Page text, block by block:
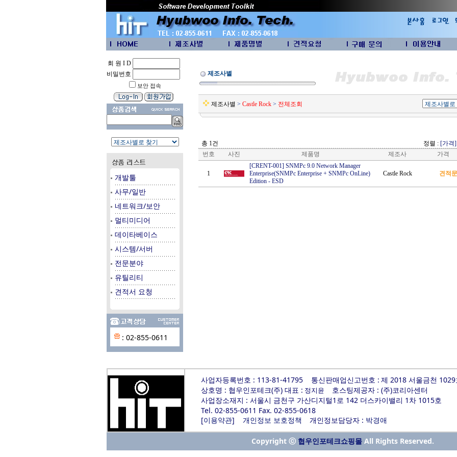
회 원 I D
비밀번호
보안 접속
개발툴
사무/일반
네트워크/보안
멀티미디어
데이타베이스
시스템/서버
전문분야
유틸리티
견적서 요청
: 02-855-0611
제조사별
제조사별 > Castle Rock > 전체조회
총 1건 정렬 : [가격]
번호
사진 제품명 제조사 가격
1
[CRENT-001] SNMPc 9.0 Network Manager
Enterprise(SNMPc Enterprise + SNMPc OnLine)
Edition - ESD
Castle Rock 견적
사업자등록번호 : 113-81-41795 통신판매업신고번호 : 제 2018 서울금천 1029
상호명 : 협우인포테크(주) 대표 : 정지윤
호스팅제공자 : (주)코리아센터
사업장소재지 : 서울시 금천구 가산디지털1로 142 더스카이밸리 1차 1015호
Tel. 02-855-0611 Fax. 02-855-0618
[이용약관] 개인정보 보호정책 개인정보담당자 : 박경애
Copyright ⓒ 협우인포테크쇼핑몰 All Rights Reserved.